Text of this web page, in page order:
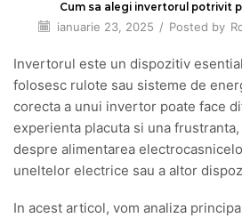
Cum sa alegi invertorul potrivit
ianuarie 23, 2025 / Posted by
Invertorul este un dispozitiv
folosesc rulote sau sisteme de
corecta a unui invertor poate face
experienta placuta si una
despre alimentarea
uneltelor electrice sau a altor
In acest articol, vom analiza